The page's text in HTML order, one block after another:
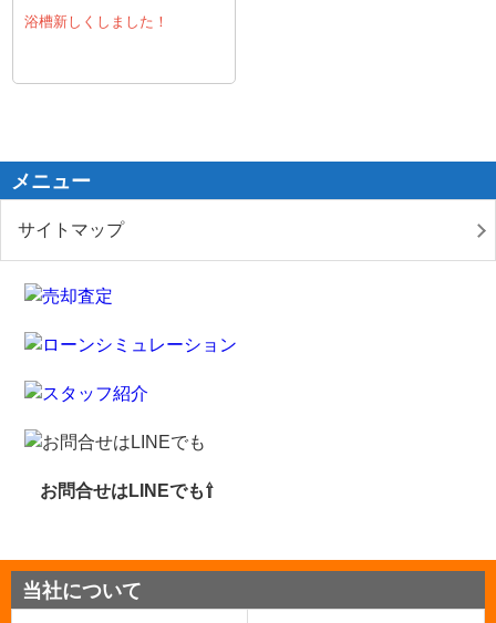
浴槽新しくしました！
メニュー
サイトマップ
お問合せはLINEでも⇧
当社について